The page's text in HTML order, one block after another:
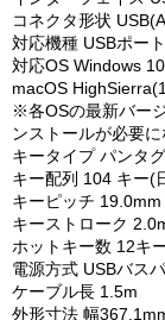
コネクタ形状
対応機種 USBポー
対応OS Windows
macOS
※各OSの最新バー
ンストールが必要に
キータイプ パンタ
キー配列 104 キー(
キーピッチ 19.0mm
キーストローク
ホットキー数 12キ
電源方式 USBバス
ケーブル長 1.5m
外形寸法 幅